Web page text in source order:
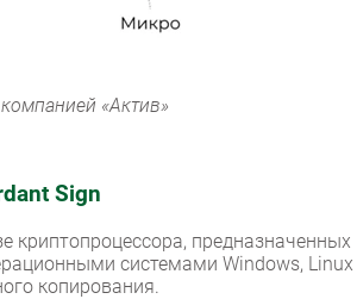
«Актив»
Sign
криптопроцессора, предназначенных
системами Windows, Linux
копирования.